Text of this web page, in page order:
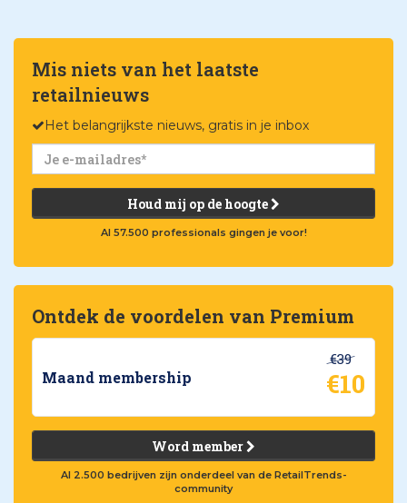
Mis niets van het laatste
retailnieuws
Het belangrijkste nieuws, gratis in je inbox
Houd mij op de hoogte
Al 57.500 professionals gingen je voor!
Ontdek de voordelen van Premium
Maand membership
€39
€10
Word member
Al 2.500 bedrijven zijn onderdeel van de RetailTrends-
community